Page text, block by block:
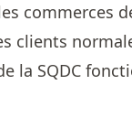
commerces
clients
la SQDC